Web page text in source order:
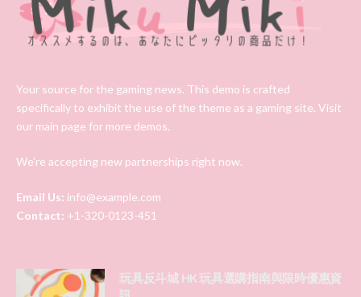
Your source for the gaming news. This demo is crafted
specifically to exhibit the use of the theme as a gaming site. Visit
our main page for more demos.
We're accepting new partnerships right now.
Email Us: info@example.com
Contact: +1-320-0123-451
玩具反斗城 HK 玩具選購指南與限時優惠資